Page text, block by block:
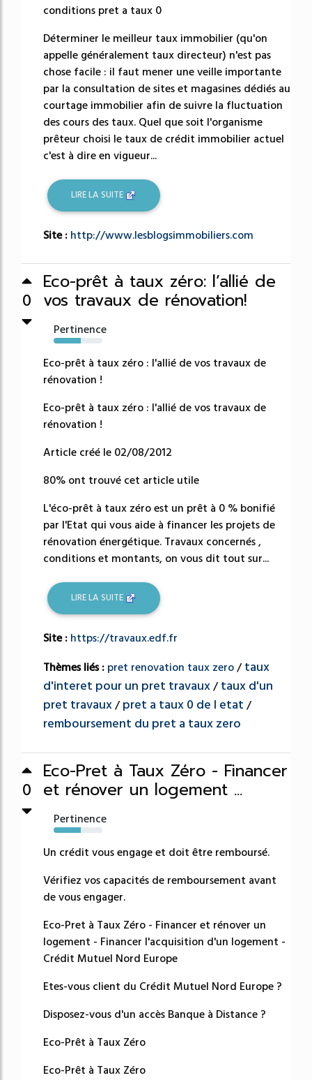
conditions pret a taux 0
Déterminer le meilleur taux immobilier (qu'on
appelle généralement taux directeur) n'est pas
chose facile : il faut mener une veille importante
par la consultation de sites et magasines dédiés au
courtage immobilier afin de suivre la fluctuation
des cours des taux. Quel que soit l'organisme
prêteur choisi le taux de crédit immobilier actuel
c'est à dire en vigueur...
LIRE LA SUITE
Site : http://www.lesblogsimmobiliers.com
0
Eco-prêt à taux zéro: l’allié de
vos travaux de rénovation!
Pertinence
56%
Eco-prêt à taux zéro : l'allié de vos travaux de
rénovation !
Eco-prêt à taux zéro : l'allié de vos travaux de
rénovation !
Article créé le 02/08/2012
80% ont trouvé cet article utile
L'éco-prêt à taux zéro est un prêt à 0 % bonifié
par l'Etat qui vous aide à financer les projets de
rénovation énergétique. Travaux concernés ,
conditions et montants, on vous dit tout sur...
LIRE LA SUITE
Site : https://travaux.edf.fr
Thèmes liés : pret renovation taux zero/taux
d'interet pour un pret travaux/taux d'un
pret travaux/pret a taux 0 de l etat /
remboursement du pret a taux zero
0
Eco-Pret à Taux Zéro - Financer
et rénover un logement ...
Pertinence
55%
Un crédit vous engage et doit être remboursé.
Vérifiez vos capacités de remboursement avant
de vous engager.
Eco-Pret à Taux Zéro - Financer et rénover un
logement - Financer l'acquisition d'un logement -
Crédit Mutuel Nord Europe
Etes-vous client du Crédit Mutuel Nord Europe ?
Disposez-vous d'un accès Banque à Distance ?
Eco-Prêt à Taux Zéro
Eco-Prêt à Taux Zéro